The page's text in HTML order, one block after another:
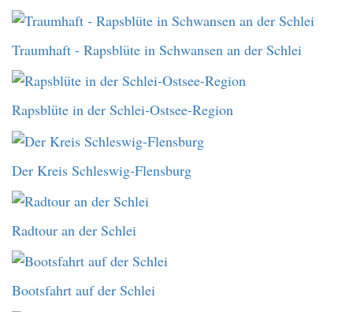
Traumhaft - Rapsblüte in Schwansen an der Schlei
Rapsblüte in der Schlei-Ostsee-Region
Der Kreis Schleswig-Flensburg
Radtour an der Schlei
Bootsfahrt auf der Schlei